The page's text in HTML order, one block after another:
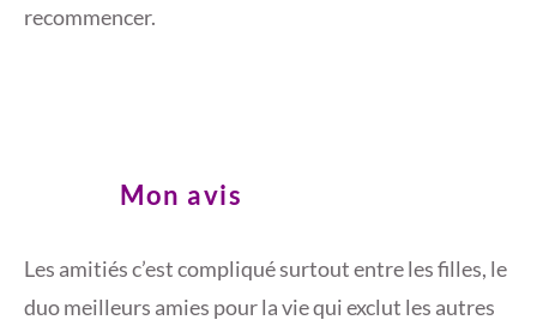
recommencer.
Mon avis
Les amitiés c’est compliqué surtout entre les filles, le
duo meilleurs amies pour la vie qui exclut les autres